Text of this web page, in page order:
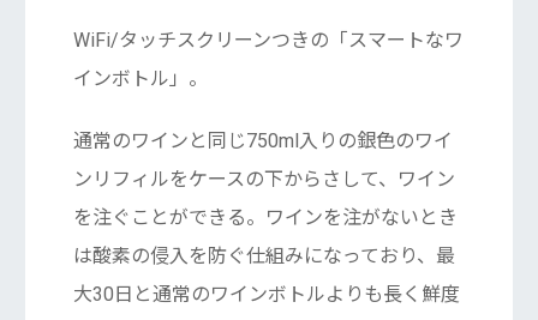
WiFi/タッチスクリーンつきの「スマートなワ
インボトル」。
通常のワインと同じ750ml入りの銀色のワイ
ンリフィルをケースの下からさして、ワイン
を注ぐことができる。ワインを注がないとき
は酸素の侵入を防ぐ仕組みになっており、最
大30日と通常のワインボトルよりも長く鮮度